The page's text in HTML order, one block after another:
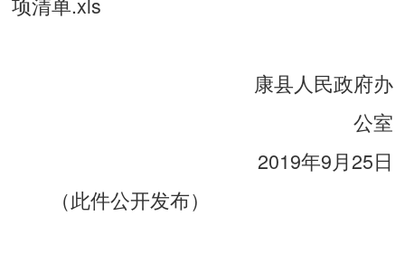
康县人民政府办
公室
2019年9月25日
（此件公开发布）